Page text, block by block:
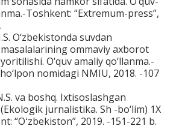
Toshkent: “Extremum-press”,
O‘zbekistonda suvdan
ommaviy axborot
O‘quv amaliy qo‘llanma.-
nomidagi NMIU, 2018. -107
va boshq. Ixtisoslashgan
jurnalistika. Sh -bo‘lim) 1X
“Oʻzbekiston”, 2019. -151-221 b.